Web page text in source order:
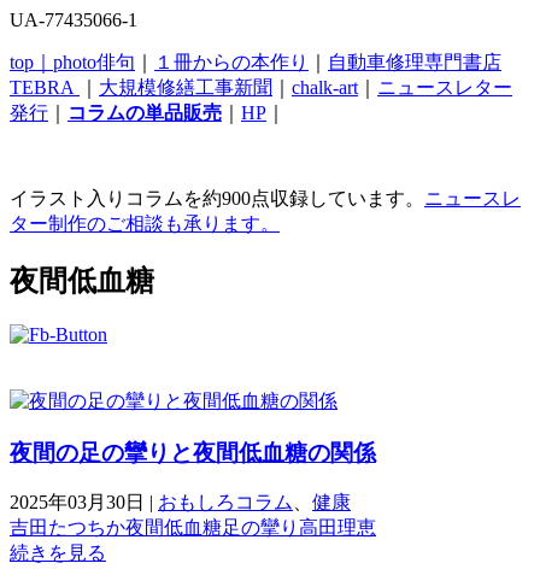
UA-77435066-1
top｜ photo俳句 １冊からの本作り
自動車修理専門書店
TEBRA
大規模修繕工事新聞 chalk-art
ニュースレター
発行
コラムの単品販売 HP
イラスト入りコラムを約900点収録しています。 ニュースレ
ター制作のご相談も承ります。
夜間低血糖
夜間の足の攣りと夜間低血糖の関係
2025年03月30日 | おもしろコラム
健康
吉田たつちか夜間低血糖足の攣り 高田理恵
続きを見る